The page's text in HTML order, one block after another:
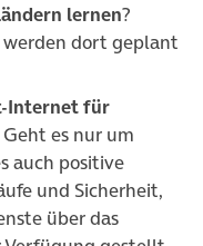
lernen?
werden dort geplant
Internet für
es nur um
auch positive
und Sicherheit,
über das